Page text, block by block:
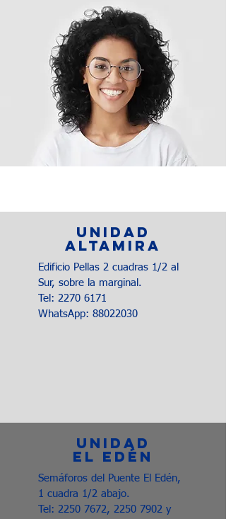
UNIDAD
ALTAMIRA
Edificio Pellas 2 cuadras 1/2 al
Sur, sobre la marginal.
Tel: 2270 6171
WhatsApp: 88022030
UNIDAD
EL EDÉN
Semáforos del Puente El Edén,
1 cuadra 1/2 abajo.
Tel: 2250 7672, 2250 7902 y